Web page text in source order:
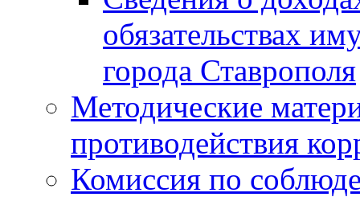
обязательствах
города Ставрополя
Методические
противодействия
Комиссия по